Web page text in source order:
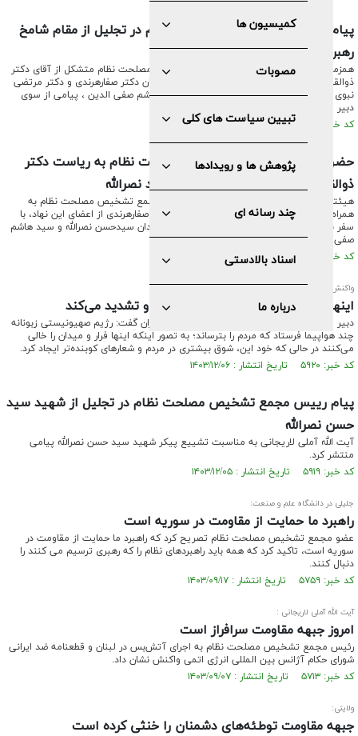
کمیسیون ها
مصوبات
تبیین سیاست های کلی
پژوهش ها و رویدادها
چند رسانه ای
اسناد بالادستی
درباره ما
پیام دبیر مجمع تشخیص مصلحت نظام در تجلیل از مقام شامخ
رهبران شهيد مقاومت لبنان
همزمان با حضور هیئت اعزامی از مجمع تشخیص مصلحت نظام متشکل از آقای دکتر
ذوالقدر، دبیر مجمع تشخیص مصلحت نظام و آقایان دکتر صفارهرندی و دکتر مرتضی
نبوی در مراسم تشییع سیدحسن نصرالله و سید هاشم صفی الدین ، پیامی از سوی
دبیر مجمع تشخیص مصلحت نظام منتشر شد.
کد خبر: ۵۹۲۲ تاریخ انتشار : ۱۴۰۳/۱۲/۰۷
حضور هیئتی از مجمع تشخیص مصلحت نظام به ریاست دکتر
ذوالقدر در مراسم تشییع باشکوه شهید نصرالله
هیئتی به ریاست دکتر محمدباقر ذوالقدر، دبیر مجمع تشخیص مصلحت نظام به
همراه دکتر سید مرتضی نبوی و دکتر محمدحسین صفارهرندی از اعضای این نهاد، با
سفر به بیروت در مراسم باشکوه تشییع پیکر شهیدان سیدحسن نصرالله و سید هاشم
صفی الدین شرکت کردند.
کد خبر: ۵۹۲۱ تاریخ انتشار : ۱۴۰۳/۱۲/۰۶
واکنش محمدباقر ذوالقدر به تلاش مذبوحانه رژیم صهیونیستی :
اینها روحیه مقاومت را در مردم تثبیت و تشدید می‌کند
دبیر مجمع تشخیص مصلحت نظام به خبرنگار جماران گفت: رژیم صهیونیستی زبونانه
چند هواپیما فرستاد که مردم را بترساند؛ به تصور اینکه اینها فرار و میدان را خالی
می‌کنند در حالی که خود این، شوق بیشتری در مردم و شعارهای کوبنده‌تر ایجاد کرد.
کد خبر: ۵۹۲۰ تاریخ انتشار : ۱۴۰۳/۱۲/۰۶
پیام رییس مجمع تشخیص مصلحت نظام در تجلیل از شهید سید
حسن نصرالله
آیت الله آملی لاریجانی به مناسبت تشییع پیکر شهید سید حسن نصرالله پیامی
منتشر کرد.
کد خبر: ۵۹۱۹ تاریخ انتشار : ۱۴۰۳/۱۲/۰۵
جلیلی در دانشگاه علم و صنعت:
راهبرد ما حمایت از مقاومت در سوریه است
عضو مجمع تشخیص مصلحت نظام تصریح کرد که راهبرد ما حمایت از مقاومت در
سوریه است، تاکید کرد که همه باید راهبردهای نظام را که رهبری ترسیم می کنند را
دنبال کنند.
کد خبر: ۵۷۵۹ تاریخ انتشار : ۱۴۰۳/۰۹/۱۷
آیت الله آملی لاریجانی :
امروز جبهه مقاومت سرافراز است
رئیس مجمع تشخیص مصلحت نظام به اجرای آتش‌بس در لبنان و قطعنامه ضد ایرانی
شورای حکام آژانس بین المللی انرژی اتمی واکنش نشان داد.
کد خبر: ۵۷۱۳ تاریخ انتشار : ۱۴۰۳/۰۹/۰۷
ولایتی:
جبهه مقاومت توطئه‌های دشمنان را خنثی کرده است